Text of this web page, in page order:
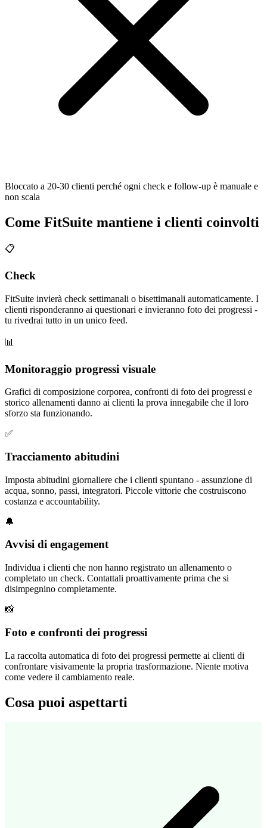
Bloccato a 20-30 clienti perché ogni check e follow-up è manuale e
non scala
Come FitSuite mantiene i clienti coinvolti
📋
Check
FitSuite invierà check settimanali o bisettimanali automaticamente. I
clienti risponderanno ai questionari e invieranno foto dei progressi -
tu rivedrai tutto in un unico feed.
📊
Monitoraggio progressi visuale
Grafici di composizione corporea, confronti di foto dei progressi e
storico allenamenti danno ai clienti la prova innegabile che il loro
sforzo sta funzionando.
✅
Tracciamento abitudini
Imposta abitudini giornaliere che i clienti spuntano - assunzione di
acqua, sonno, passi, integratori. Piccole vittorie che costruiscono
costanza e accountability.
🔔
Avvisi di engagement
Individua i clienti che non hanno registrato un allenamento o
completato un check. Contattali proattivamente prima che si
disimpegnino completamente.
📸
Foto e confronti dei progressi
La raccolta automatica di foto dei progressi permette ai clienti di
confrontare visivamente la propria trasformazione. Niente motiva
come vedere il cambiamento reale.
Cosa puoi aspettarti